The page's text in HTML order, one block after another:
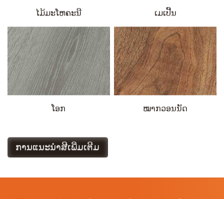
ໄມ້ມະໂຫຄະນີ ເມເປີ້ນ
ໂອກ ໝາກວອນນັດ
ການແນະນຳສີເພີ່ມເຕີມ